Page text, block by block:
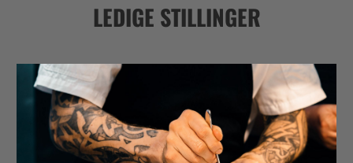
LEDIGE STILLINGER